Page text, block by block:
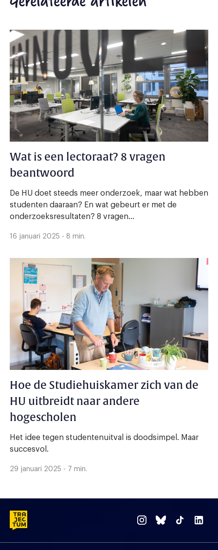
Wat is een lectoraat? 8 vragen
beantwoord
De HU doet steeds meer onderzoek, maar wat hebben
studenten daaraan? En wat gebeurt er met de
onderzoeksresultaten? 8 vragen...
16 januari 2025 - 8 min.
Hoe de Studiehuiskamer zich van de
HU uitbreidt naar andere
hogescholen
Het idee tegen studentenuitval is doodsimpel. Maar
succesvol.
29 januari 2025 - 7 min.